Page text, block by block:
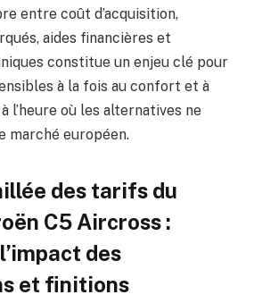
entre coût d’acquisition,
aides financières et
constitue un enjeu clé pour
à la fois au confort et à
à l’heure où les alternatives ne
marché européen.
des tarifs du
C5 Aircross :
des
et finitions